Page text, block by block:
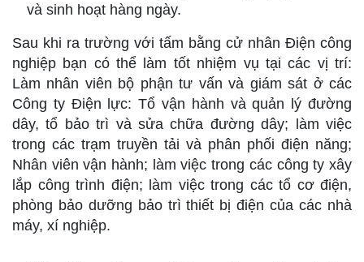
và sinh hoạt hàng ngày.
Sau khi ra trường với tấm bằng cử nhân Điện công
nghiệp bạn có thể làm tốt nhiệm vụ tại các vị trí:
Làm nhân viên bộ phận tư vấn và giám sát ở các
Công ty Điện lực: Tổ vận hành và quản lý đường
dây, tổ bảo trì và sửa chữa đường dây; làm việc
trong các trạm truyền tải và phân phối điện năng;
Nhân viên vận hành; làm việc trong các công ty xây
lắp công trình điện; làm việc trong các tổ cơ điện,
phòng bảo dưỡng bảo trì thiết bị điện của các nhà
máy, xí nghiệp.